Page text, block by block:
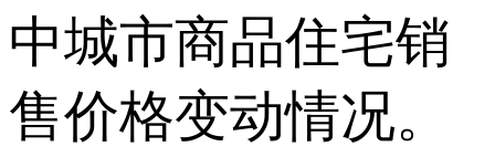
中城市商品住宅销
售价格变动情况。